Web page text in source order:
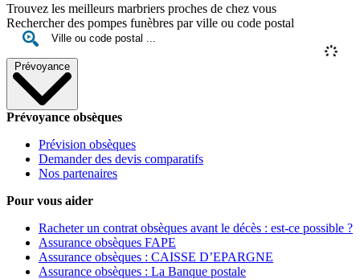
Trouvez les meilleurs marbriers proches de chez vous
Rechercher des pompes funèbres par ville ou code postal
Prévoyance
Prévoyance obsèques
Prévision obsèques
Demander des devis comparatifs
Nos partenaires
Pour vous aider
Racheter un contrat obsèques avant le décès : est-ce possible ?
Assurance obsèques FAPE
Assurance obsèques : CAISSE D’EPARGNE
Assurance obsèques : La Banque postale